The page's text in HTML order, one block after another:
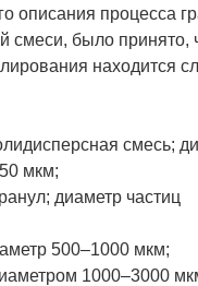
описания процесса
смеси, было принято,
находится
смесь;
мкм;
диаметр частиц
500–1000 мкм;
1000–3000